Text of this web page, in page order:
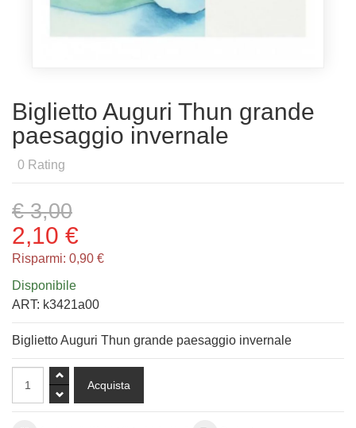
Biglietto Auguri Thun grande
paesaggio invernale
0 Rating
€ 3,00
2,10 €
Risparmi: 0,90 €
Disponibile
ART: k3421a00
Biglietto Auguri Thun grande paesaggio invernale